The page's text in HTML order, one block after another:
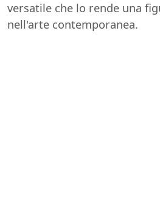
versatile che lo rende una
nell'arte contemporanea.